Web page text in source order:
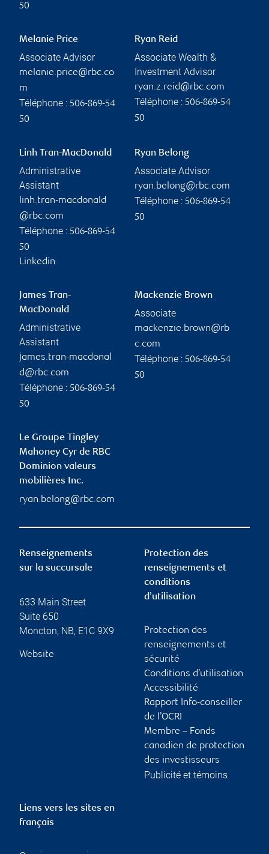
50
Melanie Price
Associate Advisor
melanie.price@rbc.co
m
Téléphone : 506-869-54
50
Ryan Reid
Associate Wealth &
Investment Advisor
ryan.z.reid@rbc.com
Téléphone : 506-869-54
50
Linh Tran-MacDonald
Administrative
Assistant
linh.tran-macdonald
@rbc.com
Téléphone : 506-869-54
50
Linkedin
Ryan Belong
Associate Advisor
ryan.belong@rbc.com
Téléphone : 506-869-54
50
James Tran-
MacDonald
Administrative
Assistant
james.tran-macdonal
d@rbc.com
Téléphone : 506-869-54
50
Mackenzie Brown
Associate
mackenzie.brown@rb
c.com
Téléphone : 506-869-54
50
Le Groupe Tingley
Mahoney Cyr de RBC
Dominion valeurs
mobilières Inc.
ryan.belong@rbc.com
Renseignements
sur la succursale
633 Main Street
Suite 650
Moncton, NB, E1C 9X9
Website
Protection des
renseignements et
conditions
d’utilisation
Protection des
renseignements et
sécurité
Conditions d’utilisation
Accessibilité
Rapport Info-conseiller
de l’OCRI
Membre – Fonds
canadien de protection
des investisseurs
Publicité et témoins
Liens vers les sites en
français